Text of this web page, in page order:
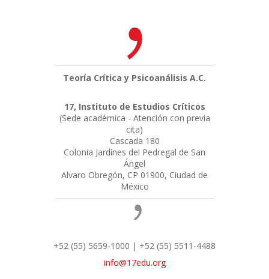
Teoría Crítica y Psicoanálisis A.C.
17, Instituto de Estudios Críticos
(Sede académica - Atención con previa
cita)
Cascada 180
Colonia Jardínes del Pedregal de San
Ángel
Alvaro Obregón, CP 01900, Ciudad de
México
+52 (55) 5659-1000 | +52 (55) 5511-4488
info@17edu.org